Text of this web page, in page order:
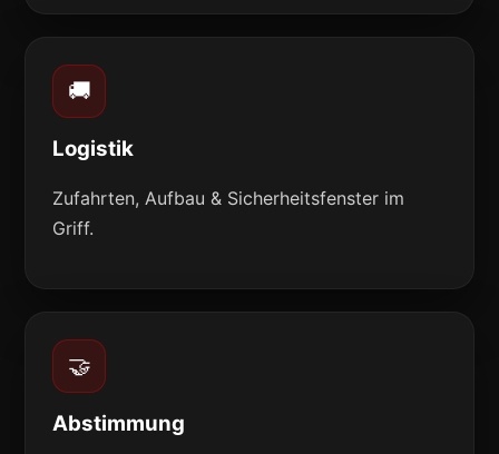
🚚
Logistik
Zufahrten, Aufbau & Sicherheitsfenster im
Griff.
🤝
Abstimmung